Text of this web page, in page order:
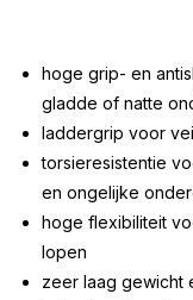
hoge grip- en
gladde of natte
laddergrip voor
torsieresistentie
en ongelijke
hoge flexibiliteit
lopen
zeer laag gewicht